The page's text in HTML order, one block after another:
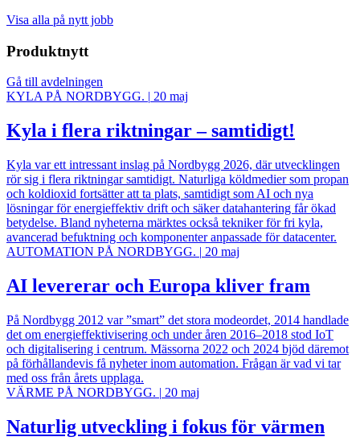
Visa alla på nytt jobb
Produktnytt
Gå till avdelningen
KYLA PÅ NORDBYGG. | 20 maj
Kyla i flera riktningar – samtidigt!
Kyla var ett intressant inslag på Nordbygg 2026, där utvecklingen
rör sig i flera riktningar samtidigt. Naturliga köldmedier som propan
och koldioxid fortsätter att ta plats, samtidigt som AI och nya
lösningar för energieffektiv drift och säker datahantering får ökad
betydelse. Bland nyheterna märktes också tekniker för fri kyla,
avancerad befuktning och komponenter anpassade för datacenter.
AUTOMATION PÅ NORDBYGG. | 20 maj
AI levererar och Europa kliver fram
På Nordbygg 2012 var ”smart” det stora modeordet, 2014 handlade
det om energieffektivisering och under åren 2016–2018 stod IoT
och digitalisering i centrum. Mässorna 2022 och 2024 bjöd däremot
på förhållandevis få nyheter inom automation. Frågan är vad vi tar
med oss från årets upplaga.
VÄRME PÅ NORDBYGG. | 20 maj
Naturlig utveckling i fokus för värmen